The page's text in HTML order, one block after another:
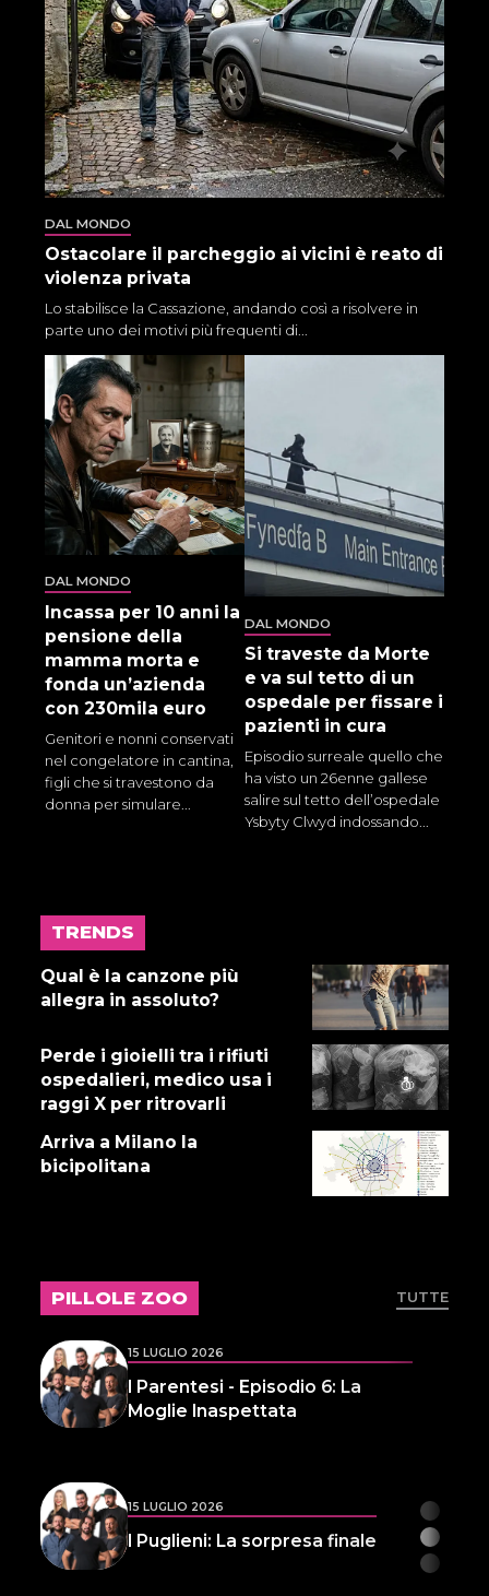
DAL MONDO
Ostacolare il parcheggio ai vicini è reato di
violenza privata
Lo stabilisce la Cassazione, andando così a risolvere in
parte uno dei motivi più frequenti di...
DAL MONDO
Incassa per 10 anni la
pensione della
mamma morta e
fonda un’azienda
con 230mila euro
Genitori e nonni conservati
nel congelatore in cantina,
figli che si travestono da
donna per simulare...
DAL MONDO
Si traveste da Morte
e va sul tetto di un
ospedale per fissare i
pazienti in cura
Episodio surreale quello che
ha visto un 26enne gallese
salire sul tetto dell’ospedale
Ysbyty Clwyd indossando...
TRENDS
Qual è la canzone più
allegra in assoluto?
Perde i gioielli tra i rifiuti
ospedalieri, medico usa i
raggi X per ritrovarli
Arriva a Milano la
bicipolitana
PILLOLE ZOO TUTTE
17 LUGLIO 2026
Gnano 5 - Episodio 14
16 LUGLIO 2026
Dove abita Ennio 103: Revisione
15 LUGLIO 2026
I Parentesi - Episodio 6: La
Moglie Inaspettata
15 LUGLIO 2026
I Puglieni: La sorpresa finale